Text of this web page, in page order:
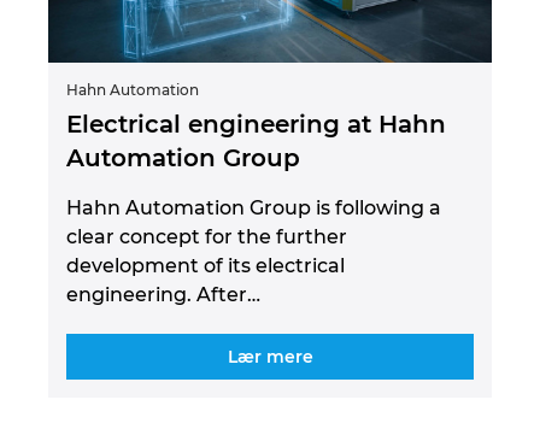
Hahn Automation
Electrical engineering at Hahn
Automation Group
Hahn Automation Group is following a
clear concept for the further
development of its electrical
engineering. After…
Lær mere